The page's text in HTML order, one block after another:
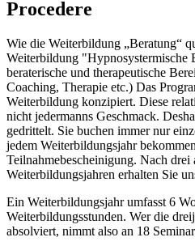
Procedere
Wie die Weiterbildung „Beratung“
Weiterbildung "Hypnosystermische
beraterische und therapeutische
Coaching, Therapie etc.) Das
Weiterbildung konzipiert. Diese
nicht jedermanns Geschmack.
gedrittelt. Sie buchen immer nur
jedem Weiterbildungsjahr
Teilnahmebescheinigung. Nach drei
Weiterbildungsjahren erhalten Sie
Ein Weiterbildungsjahr umfasst 6
Weiterbildungsstunden. Wer die
absolviert, nimmt also an 18